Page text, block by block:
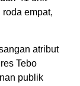
empat,
atribut
Tebo
publik